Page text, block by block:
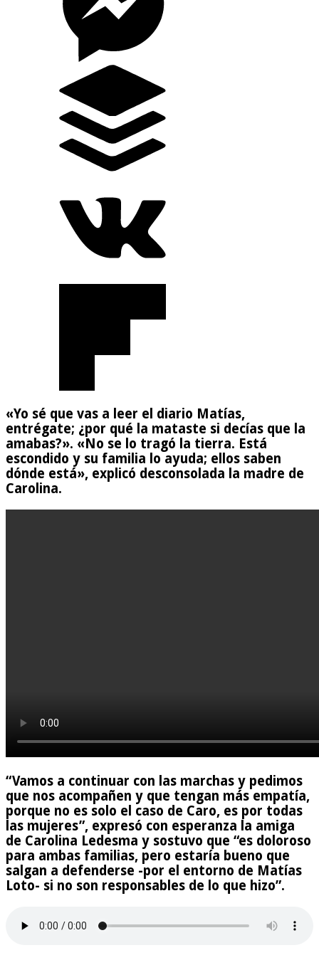
«Yo sé que vas a leer el diario Matías,
entrégate; ¿por qué la mataste si decías que la
amabas?». «No se lo tragó la tierra. Está
escondido y su familia lo ayuda; ellos saben
dónde está», explicó desconsolada la madre de
Carolina.
“Vamos a continuar con las marchas y pedimos
que nos acompañen y que tengan más empatía,
porque no es solo el caso de Caro, es por todas
las mujeres”, expresó con esperanza la amiga
de Carolina Ledesma y sostuvo que “es doloroso
para ambas familias, pero estaría bueno que
salgan a defenderse -por el entorno de Matías
Loto- si no son responsables de lo que hizo”.